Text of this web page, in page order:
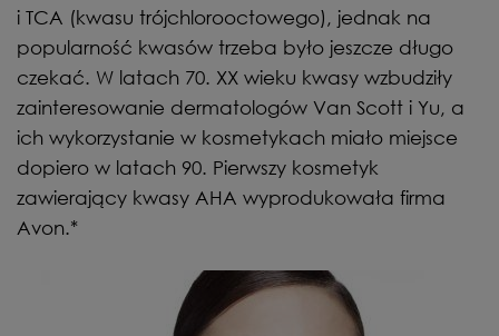
i TCA (kwasu trójchlorooctowego), jednak na
popularność kwasów trzeba było jeszcze długo
czekać. W latach 70. XX wieku kwasy wzbudziły
zainteresowanie dermatologów Van Scott i Yu, a
ich wykorzystanie w kosmetykach miało miejsce
dopiero w latach 90. Pierwszy kosmetyk
zawierający kwasy AHA wyprodukowała firma
Avon.*